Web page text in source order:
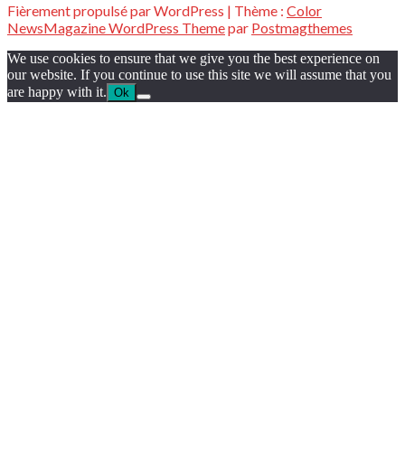
Fièrement propulsé par WordPress | Thème : Color
NewsMagazine WordPress Themepar Postmagthemes
We use cookies to ensure that we give you the best experience on
our website. If you continue to use this site we will assume that you
are happy with it. Ok